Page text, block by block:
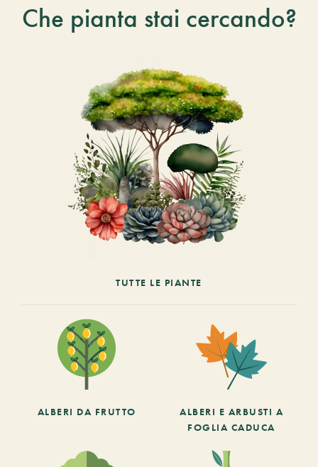
Che pianta stai cercando?
TUTTE LE PIANTE
ALBERI DA FRUTTO
ALBERI E ARBUSTI A
FOGLIA CADUCA